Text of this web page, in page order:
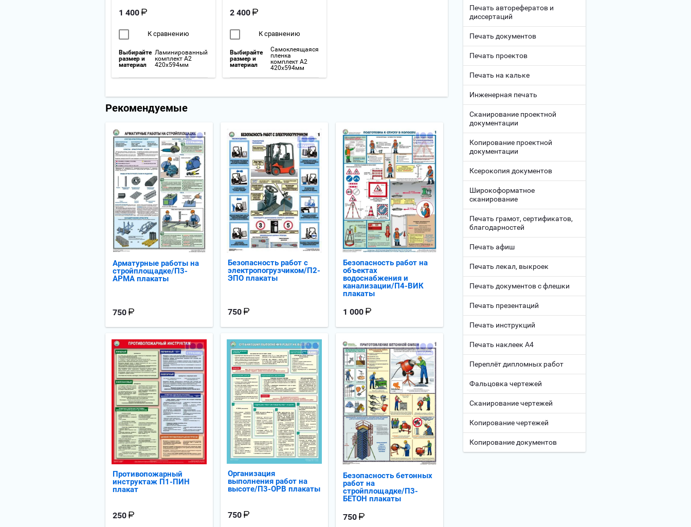
1 400
К сравнению
Выбирайте
размер и
материал
Ламинированный
комплект А2
420x594мм
2 400
К сравнению
Выбирайте
размер и
материал
Самоклеящаяся
пленка
комплект А2
420x594мм
Рекомендуемые
Арматурные работы на
стройплощадке/П3-
АРМА плакаты
750
Безопасность работ с
электропогрузчиком/П2-
ЭПО плакаты
750
Безопасность работ на
объектах
водоснабжения и
канализации/П4-ВИК
плакаты
1 000
Противопожарный
инструктаж П1-ПИН
плакат
250
Организация
выполнения работ на
высоте/П3-ОРВ плакаты
750
Безопасность бетонных
работ на
стройплощадке/П3-
БЕТОН плакаты
750
Печать авторефератов и
диссертаций
Печать документов
Печать проектов
Печать на кальке
Инженерная печать
Сканирование проектной
документации
Копирование проектной
документации
Ксерокопия документов
Широкоформатное
сканирование
Печать грамот, сертификатов,
благодарностей
Печать афиш
Печать лекал, выкроек
Печать документов с флешки
Печать презентаций
Печать инструкций
Печать наклеек А4
Переплёт дипломных работ
Фальцовка чертежей
Сканирование чертежей
Копирование чертежей
Копирование документов